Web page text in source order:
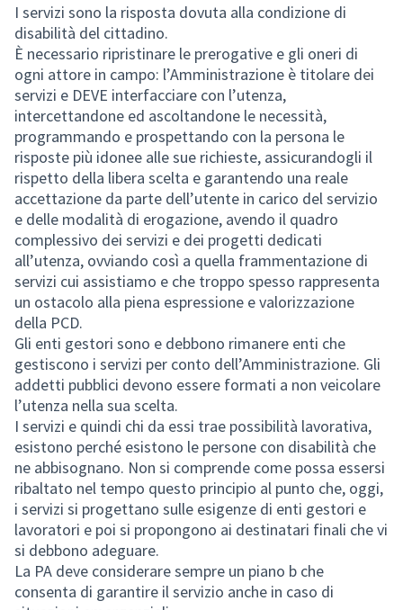
I servizi sono la risposta dovuta alla condizione di
disabilità del cittadino.
È necessario ripristinare le prerogative e gli oneri di
ogni attore in campo: l’Amministrazione è titolare dei
servizi e DEVE interfacciare con l’utenza,
intercettandone ed ascoltandone le necessità,
programmando e prospettando con la persona le
risposte più idonee alle sue richieste, assicurandogli il
rispetto della libera scelta e garantendo una reale
accettazione da parte dell’utente in carico del servizio
e delle modalità di erogazione, avendo il quadro
complessivo dei servizi e dei progetti dedicati
all’utenza, ovviando così a quella frammentazione di
servizi cui assistiamo e che troppo spesso rappresenta
un ostacolo alla piena espressione e valorizzazione
della PCD.
Gli enti gestori sono e debbono rimanere enti che
gestiscono i servizi per conto dell’Amministrazione. Gli
addetti pubblici devono essere formati a non veicolare
l’utenza nella sua scelta.
I servizi e quindi chi da essi trae possibilità lavorativa,
esistono perché esistono le persone con disabilità che
ne abbisognano. Non si comprende come possa essersi
ribaltato nel tempo questo principio al punto che, oggi,
i servizi si progettano sulle esigenze di enti gestori e
lavoratori e poi si propongono ai destinatari finali che vi
si debbono adeguare.
La PA deve considerare sempre un piano b che
consenta di garantire il servizio anche in caso di